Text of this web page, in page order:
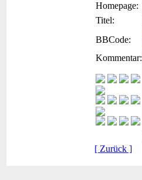
Homepage:
Titel:
BBCode:
Kommentar:
[ Zurück ]